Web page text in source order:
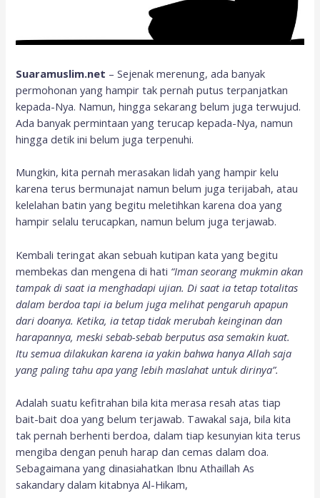
Suaramuslim.net – Sejenak merenung, ada banyak
permohonan yang hampir tak pernah putus terpanjatkan
kepada-Nya. Namun, hingga sekarang belum juga terwujud.
Ada banyak permintaan yang terucap kepada-Nya, namun
hingga detik ini belum juga terpenuhi.
Mungkin, kita pernah merasakan lidah yang hampir kelu
karena terus bermunajat namun belum juga terijabah, atau
kelelahan batin yang begitu meletihkan karena doa yang
hampir selalu terucapkan, namun belum juga terjawab.
Kembali teringat akan sebuah kutipan kata yang begitu
membekas dan mengena di hati “Iman seorang mukmin akan
tampak di saat ia menghadapi ujian. Di saat ia tetap totalitas
dalam berdoa tapi ia belum juga melihat pengaruh apapun
dari doanya. Ketika, ia tetap tidak merubah keinginan dan
harapannya, meski sebab-sebab berputus asa semakin kuat.
Itu semua dilakukan karena ia yakin bahwa hanya Allah saja
yang paling tahu apa yang lebih maslahat untuk dirinya”.
Adalah suatu kefitrahan bila kita merasa resah atas tiap
bait-bait doa yang belum terjawab. Tawakal saja, bila kita
tak pernah berhenti berdoa, dalam tiap kesunyian kita terus
mengiba dengan penuh harap dan cemas dalam doa.
Sebagaimana yang dinasiahatkan Ibnu Athaillah As
sakandary dalam kitabnya Al-Hikam,